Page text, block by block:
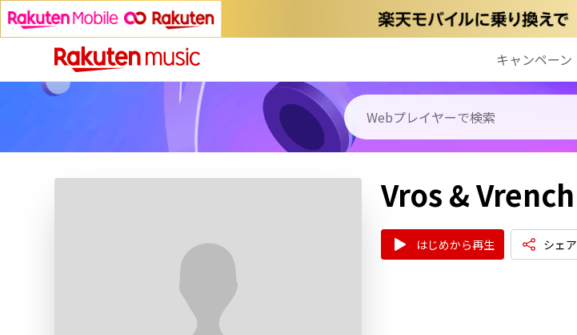
キャンペーン
Vros & Vrench
はじめから再生 シェア